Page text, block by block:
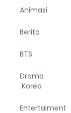
Animasi
Berita
BTS
Drama
Korea
Entertaiment